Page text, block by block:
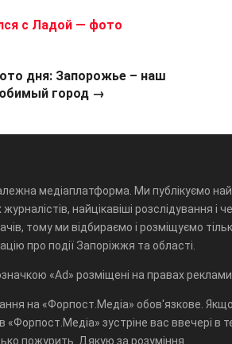
с Ладой — фото
дня: Запорожье – наш
город →
медіаплатформа. Ми публікуємо
найцікавіші розслідування і
тому ми відбираємо і розміщуємо
про події Запоріжжя та області.
«Ad» розміщені на правах реклами.
на «Форпост.Медіа» обов'язкове. Якщо
зустріне вас ввечері в
пожурить. Дякую за розуміння.